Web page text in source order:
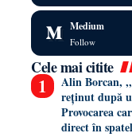
Medium
Follow
Cele mai citite
Alin Borcan,
reținut după
Provocarea
direct în